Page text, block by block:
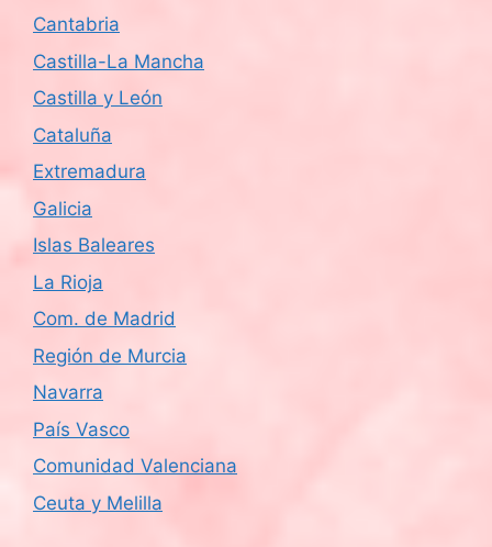
Cantabria
Castilla-La Mancha
Castilla y León
Cataluña
Extremadura
Galicia
Islas Baleares
La Rioja
Com. de Madrid
Región de Murcia
Navarra
País Vasco
Comunidad Valenciana
Ceuta y Melilla